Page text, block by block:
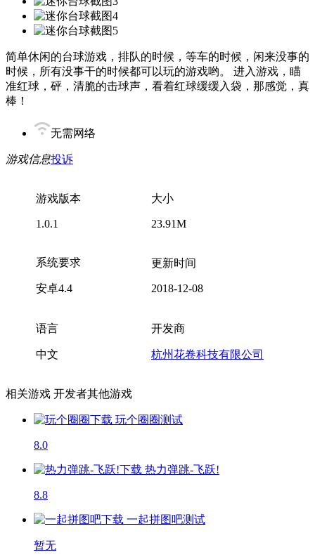
简单休闲的台球游戏，排队的时候，等车的时候，闲来没事的
时候，所有没事干的时候都可以玩的游戏哟。 进入游戏，瞄
准红球，砰，清脆的击球声，看着红球缓缓入袋，那感觉，真
棒！
无需网络
游戏信息投诉
游戏版本
1.0.1
大小
23.91M
系统要求
安卓4.4
更新时间
2018-12-08
语言
中文
开发商
杭州花卷科技有限公司
相关游戏 开发者其他游戏
玩个圈圈测试
8.0
热力弹跳-飞跃!
8.8
一起拼图吧测试
暂无